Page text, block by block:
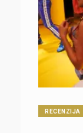
RECENZIJA